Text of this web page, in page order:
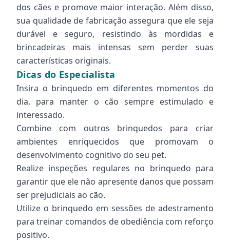
dos cães e promove maior interação. Além disso,
sua qualidade de fabricação assegura que ele seja
durável e seguro, resistindo às mordidas e
brincadeiras mais intensas sem perder suas
características originais.
Dicas do Especialista
Insira o brinquedo em diferentes momentos do
dia, para manter o cão sempre estimulado e
interessado.
Combine com outros brinquedos para criar
ambientes enriquecidos que promovam o
desenvolvimento cognitivo do seu pet.
Realize inspeções regulares no brinquedo para
garantir que ele não apresente danos que possam
ser prejudiciais ao cão.
Utilize o brinquedo em sessões de adestramento
para treinar comandos de obediência com reforço
positivo.